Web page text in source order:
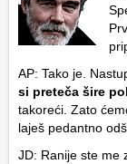
AP: Tako je.
si preteča šire
takoreći. Zato
laješ pedantno
JD: Ranije ste me